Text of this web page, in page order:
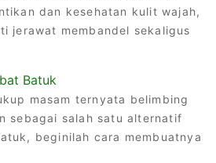
dan kesehatan kulit wajah,
jerawat membandel sekaligus
Batuk
masam ternyata belimbing
sebagai salah satu alternatif
beginilah cara membuatnya